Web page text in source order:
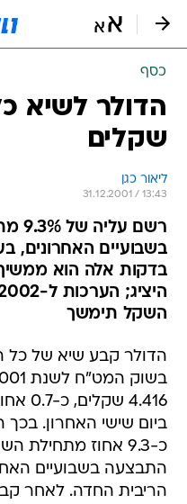
כסף
שקלים
ליאור כגן
31.12.2001 / 13:43
רשם
בשבועיים האחרונים,
בדקות אלה הוא
השקל תימשך
הדולר קבע שיא של כל
ביום שישי האחרון.
כ-9.3 אחוז
התבצעה בשבועיים
הריבית החדה. לאחר